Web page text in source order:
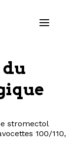
du
stromectol
100/110,